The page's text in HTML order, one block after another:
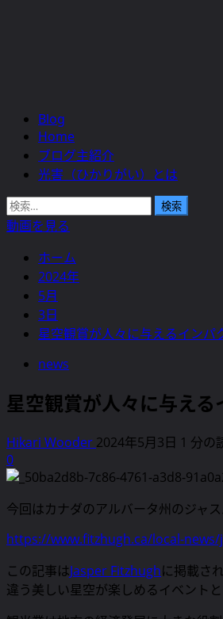
ニ
ュ
ー
Blog
Home
ブログ主紹介
光害（ひかりがい）とは
検
索:
動画を見る
ホーム
2024年
5月
3日
星空観賞が人々に与えるインパ
news
星空観賞が人々に与え
Hikari Wooder 2024年5月3日 1 分の
0
今回はカナダのアルバータ州のジャ
https://www.fitzhugh.ca/local-
この記事はJasper Fitzhughに掲載さ
違う美しい星空が楽しめるイベントと